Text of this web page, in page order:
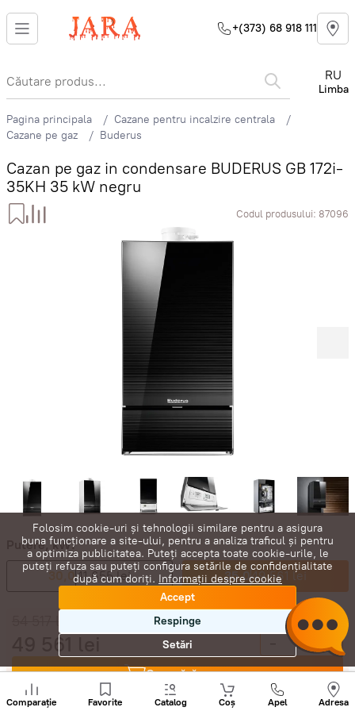
+(373) 68 918 111
RU
Limba
Pagina principala
Cazane pentru incalzire centrala
Cazane pe gaz
Buderus
Cazan pe gaz in condensare BUDERUS GB 172i-
35KH 35 kW negru
Codul produsului: 87096
Putere, kW:
30,041 655 lei 35,049 561 lei
- +
Cumpără acum
Comparație Favorite Catalog Coș Apel Adresa
Sunați
+
Folosim cookie-uri și tehnologii similare pentru a asigura
buna funcționare a site-ului, pentru a analiza traficul și pentru
a optimiza publicitatea. Puteți accepta toate cookie-urile, le
puteți refuza sau puteți configura setările de confidențialitate
după cum doriți. Informații despre cookie
Accept
Respinge
Setări